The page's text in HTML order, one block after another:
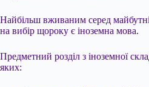
Найбільш вживаним серед
на вибір щороку є іноземна мова.
Предметний розділ з іноземної
яких: